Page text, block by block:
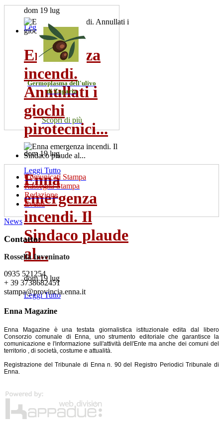
dom 19 lug
Leggi Tutto
Emergenza
incendi.
Annullati i
giochi
pirotecnici...
dom 19 lug
Leggi Tutto
Enna
emergenza
incendi. Il
Sindaco plaude
al...
dom 19 lug
Leggi Tutto
Germoplasma dell'ulivo
di Zagaria
Scopri di più
Comunicati Stampa
Rassegna Stampa
Redazione
Eventi
News
Contatto:
Rossella Inveninato
0935 521254
+ 39 3738682451
stampa@provincia.enna.it
Enna Magazine
Enna Magazine è una testata giornalistica istituzionale edita dal libero
Consorzio comunale di Enna, uno strumento editoriale che garantisce la
comunicazione e l'informazione sull'attività dell'Ente ma anche dei comuni del
territorio , di società, costume e attualità.
Registrazione del Tribunale di Enna n. 90 del Registro Periodici Tribunale di
Enna.